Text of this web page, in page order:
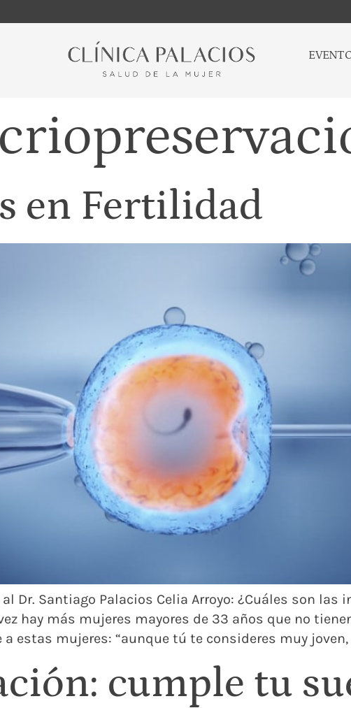
en Fertilidad
Dr. Santiago Palacios Celia Arroyo: ¿Cuáles son las
hay más mujeres mayores de 33 años que no
estas mujeres: “aunque tú te consideres muy
cumple tu